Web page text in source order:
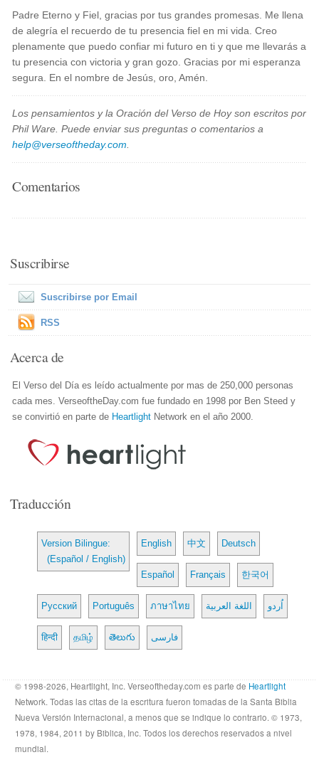
Padre Eterno y Fiel, gracias por tus grandes promesas. Me llena
de alegría el recuerdo de tu presencia fiel en mi vida. Creo
plenamente que puedo confiar mi futuro en ti y que me llevarás a
tu presencia con victoria y gran gozo. Gracias por mi esperanza
segura. En el nombre de Jesús, oro, Amén.
Los pensamientos y la Oración del Verso de Hoy son escritos por
Phil Ware. Puede enviar sus preguntas o comentarios a
help@verseoftheday.com
Comentarios
Suscribirse
Suscribirse por Email
RSS
Acerca de
El Verso del Día es leído actualmente por mas de 250,000 personas
cada mes. VerseoftheDay.com fue fundado en 1998 por Ben Steed y
se convirtió en parte de Heartlight Network en el año 2000.
Traducción
Version Bilingue:
(Español / English)
English 中文 Deutsch
Español Français 한국어
Русский Português ภาษาไทย اللغة العربية اُردو
हिन्दी தமிழ் తెలుగు فارسی
© 1998-2026, Heartlight, Inc. Verseoftheday.com es parte de Heartlight
Network. Todas las citas de la escritura fueron tomadas de la Santa Biblia
Nueva Versión Internacional, a menos que se indique lo contrario. © 1973,
1978, 1984, 2011 by Biblica, Inc. Todos los derechos reservados a nivel
mundial.